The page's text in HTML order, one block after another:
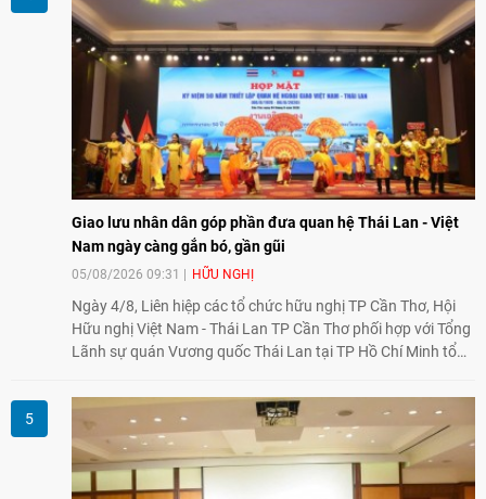
Giao lưu nhân dân góp phần đưa quan hệ Thái Lan - Việt
Nam ngày càng gắn bó, gần gũi
05/08/2026 09:31 HỮU NGHỊ
Ngày 4/8, Liên hiệp các tổ chức hữu nghị TP Cần Thơ, Hội
Hữu nghị Việt Nam - Thái Lan TP Cần Thơ phối hợp với Tổng
Lãnh sự quán Vương quốc Thái Lan tại TP Hồ Chí Minh tổ
Việt Nam - Thái Lan (1976-2026). Tại đây, nhấn mạnh vai trò
của giao lưu nhân dân, Tổng Lãnh sự Thái Lan cho biết các
hoạt động trao đổi về văn hóa, giáo dục, du lịch, ẩm thực,
nghệ thuật và giao lưu thanh niên đã góp phần đưa quan hệ
Thái Lan - Việt Nam ngày càng gắn bó, gần gũi.